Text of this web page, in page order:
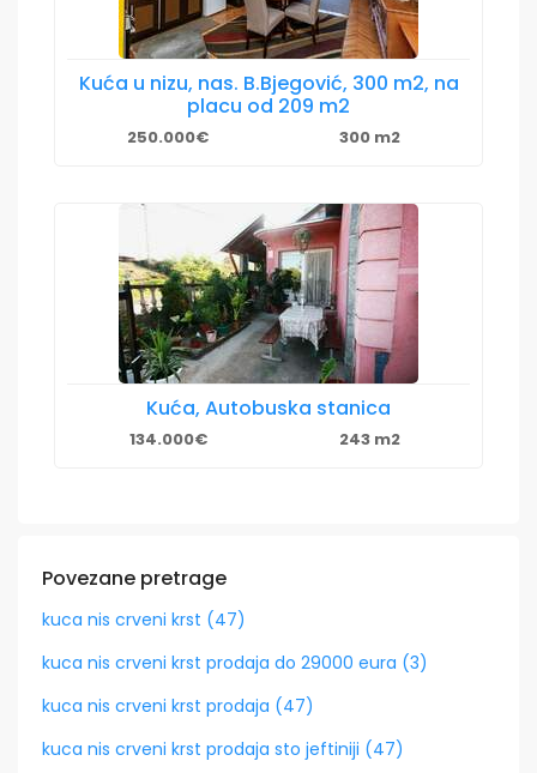
Kuća u nizu, nas. B.Bjegović, 300 m2, na
placu od 209 m2
250.000€ 300 m2
Kuća, Autobuska stanica
134.000€ 243 m2
Povezane pretrage
kuca nis crveni krst (47)
kuca nis crveni krst prodaja do 29000 eura (3)
kuca nis crveni krst prodaja (47)
kuca nis crveni krst prodaja sto jeftiniji (47)